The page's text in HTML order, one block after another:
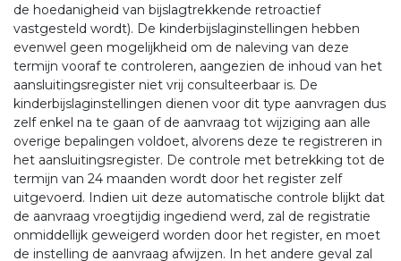
de hoedanigheid van bijslagtrekkende retroactief
vastgesteld wordt). De kinderbijslaginstellingen hebben
evenwel geen mogelijkheid om de naleving van deze
termijn vooraf te controleren, aangezien de inhoud van het
aansluitingsregister niet vrij consulteerbaar is. De
kinderbijslaginstellingen dienen voor dit type aanvragen dus
zelf enkel na te gaan of de aanvraag tot wijziging aan alle
overige bepalingen voldoet, alvorens deze te registreren in
het aansluitingsregister. De controle met betrekking tot de
termijn van 24 maanden wordt door het register zelf
uitgevoerd. Indien uit deze automatische controle blijkt dat
de aanvraag vroegtijdig ingediend werd, zal de registratie
onmiddellijk geweigerd worden door het register, en moet
de instelling de aanvraag afwijzen. In het andere geval zal